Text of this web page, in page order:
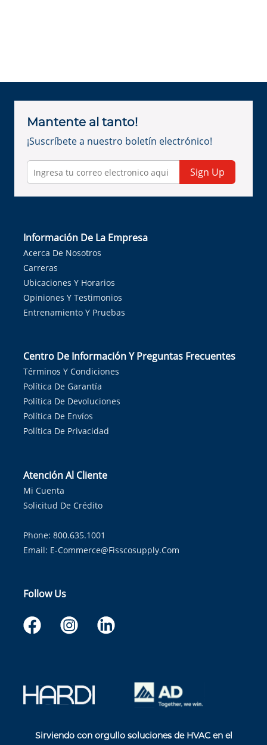
Mantente al tanto!
¡Suscríbete a nuestro boletín electrónico!
Sign Up
Información De La Empresa
Acerca De Nosotros
Carreras
Ubicaciones Y Horarios
Opiniones Y Testimonios
Entrenamiento Y Pruebas
Centro De Información Y Preguntas Frecuentes
Términos Y Condiciones
Política De Garantía
Política De Devoluciones
Política De Envíos
Política De Privacidad
Atención Al Cliente
Mi Cuenta
Solicitud De Crédito
Phone: 800.635.1001
Email: E-Commerce@fisscosupply.com
Follow Us
Sirviendo con orgullo soluciones de HVAC en el